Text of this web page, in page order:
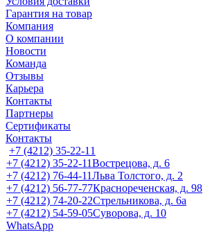
Гарантия на товар
Компания
О компании
Новости
Команда
Отзывы
Карьера
Контакты
Партнеры
Сертификаты
Контакты
+7 (4212) 35-22-11
+7 (4212) 35-22-11Вострецова, д. 6
+7 (4212) 76-44-11Льва Толстого, д. 2
+7 (4212) 56-77-77Краснореченская, д. 98
+7 (4212) 74-20-22Стрельникова, д. 6а
+7 (4212) 54-59-05Суворова, д. 10
WhatsApp